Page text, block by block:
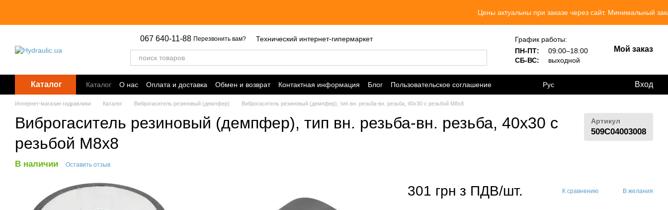
Цены актуальны при заказе через сайт. Минимальный заказ 300 грн.
067 640-11-88 Перезвонить вам? Технический интернет-гипермаркет
График работы:
ПН-ПТ:
09:00–18:00
СБ-ВС:
выходной
Мой заказ
Каталог Каталог О нас Оплата и доставка Обмен и возврат Контактная информация Блог
Пользовательское соглашение
Точки выдачи
Рус Вход
Интернет-магазин гидравлики Каталог Виброгаситель резиновый (демпфер) Виброгаситель резиновый (демпфер), тип вн. резьба-вн. резьба, 40х30 с резьбой M8х8
Виброгаситель резиновый (демпфер), тип вн. резьба-вн. резьба, 40х30 с
резьбой M8х8
Артикул
509C04003008
В наличии Оставить отзыв
301 грн з ПДВ/шт. К сравнению В желания